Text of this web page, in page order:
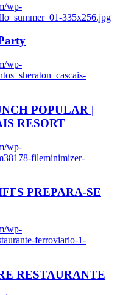
wp-
335x256.jpg
wp-
POPULAR |
RESORT
wp-
fileminimizer-
PREPARA-SE
wp-
ferroviario-1-
RESTAURANTE